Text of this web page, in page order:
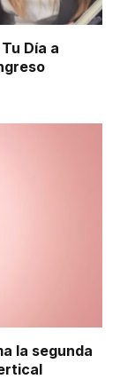
Día a
la segunda